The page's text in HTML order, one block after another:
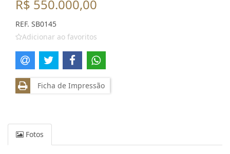
R$ 550.000,00
REF. SB0145
Adicionar ao favoritos
Ficha de Impressão
Fotos